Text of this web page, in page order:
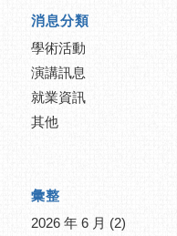
消息分類
學術活動
演講訊息
就業資訊
其他
彙整
2026 年 6 月 (2)